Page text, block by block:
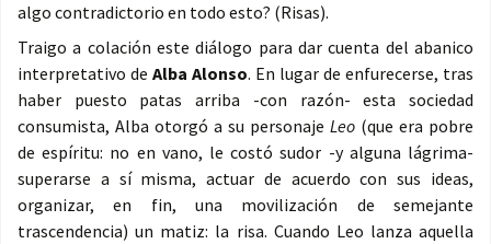
algo contradictorio en todo esto? (Risas).
Traigo a colación este diálogo para dar cuenta del abanico
interpretativo de Alba Alonso. En lugar de enfurecerse, tras
haber puesto patas arriba -con razón- esta sociedad
consumista, Alba otorgó a su personaje Leo (que era pobre
de espíritu: no en vano, le costó sudor -y alguna lágrima-
superarse a sí misma, actuar de acuerdo con sus ideas,
organizar, en fin, una movilización de semejante
trascendencia) un matiz: la risa. Cuando Leo lanza aquella